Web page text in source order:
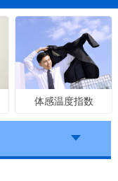
体感温度指数